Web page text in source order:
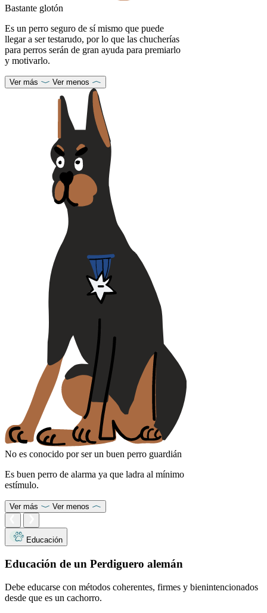
Bastante glotón
Es un perro seguro de sí mismo que puede
llegar a ser testarudo, por lo que las chucherías
para perros serán de gran ayuda para premiarlo
y motivarlo.
Ver más Ver menos
No es conocido por ser un buen perro guardián
Es buen perro de alarma ya que ladra al mínimo
estímulo.
Ver más Ver menos
Educación
Educación de un Perdiguero alemán
Debe educarse con métodos coherentes, firmes y bienintencionados
desde que es un cachorro.